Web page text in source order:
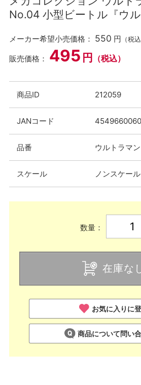
No.04 小型ビートル『ウル
メーカー希望小売価格： 550 円 （税込
販売価格： 495 円 （税込）
商品ID 212059
JANコード
品番 ウルトラマ
スケール ノンスケール
数量：
在庫な
お気に入りに
商品について問い